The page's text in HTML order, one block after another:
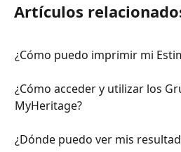
Artículos
¿Cómo puedo imprimir mi
¿Cómo acceder y utilizar los
MyHeritage?
¿Dónde puedo ver mis